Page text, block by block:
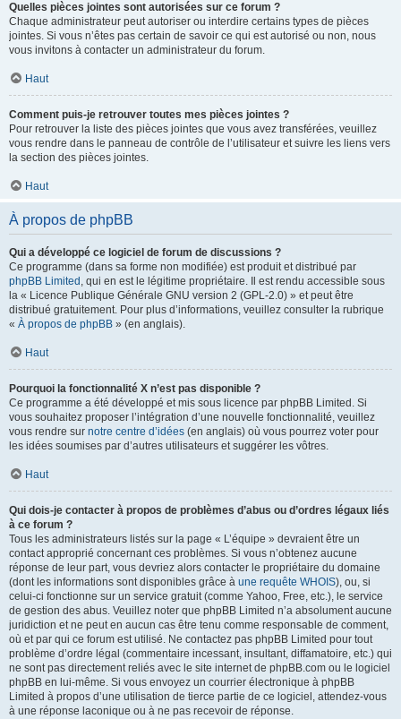
Quelles pièces jointes sont autorisées sur ce forum ?
Chaque administrateur peut autoriser ou interdire certains types de pièces
jointes. Si vous n’êtes pas certain de savoir ce qui est autorisé ou non, nous
vous invitons à contacter un administrateur du forum.
Haut
Comment puis-je retrouver toutes mes pièces jointes ?
Pour retrouver la liste des pièces jointes que vous avez transférées, veuillez
vous rendre dans le panneau de contrôle de l’utilisateur et suivre les liens vers
la section des pièces jointes.
Haut
À propos de phpBB
Qui a développé ce logiciel de forum de discussions ?
Ce programme (dans sa forme non modifiée) est produit et distribué par
phpBB Limited , qui en est le légitime propriétaire. Il est rendu accessible sous
la « Licence Publique Générale GNU version 2 (GPL-2.0) » et peut être
distribué gratuitement. Pour plus d’informations, veuillez consulter la rubrique
« À propos de phpBB » (en anglais).
Haut
Pourquoi la fonctionnalité X n’est pas disponible ?
Ce programme a été développé et mis sous licence par phpBB Limited. Si
vous souhaitez proposer l’intégration d’une nouvelle fonctionnalité, veuillez
vous rendre sur notre centre d’idées (en anglais) où vous pourrez voter pour
les idées soumises par d’autres utilisateurs et suggérer les vôtres.
Haut
Qui dois-je contacter à propos de problèmes d’abus ou d’ordres légaux liés
à ce forum ?
Tous les administrateurs listés sur la page « L’équipe » devraient être un
contact approprié concernant ces problèmes. Si vous n’obtenez aucune
réponse de leur part, vous devriez alors contacter le propriétaire du domaine
(dont les informations sont disponibles grâce à une requête WHOIS), ou, si
celui-ci fonctionne sur un service gratuit (comme Yahoo, Free, etc.), le service
de gestion des abus. Veuillez noter que phpBB Limited n’a absolument aucune
juridiction et ne peut en aucun cas être tenu comme responsable de comment,
où et par qui ce forum est utilisé. Ne contactez pas phpBB Limited pour tout
problème d’ordre légal (commentaire incessant, insultant, diffamatoire, etc.) qui
ne sont pas directement reliés avec le site internet de phpBB.com ou le logiciel
phpBB en lui-même. Si vous envoyez un courrier électronique à phpBB
Limited à propos d’une utilisation de tierce partie de ce logiciel, attendez-vous
à une réponse laconique ou à ne pas recevoir de réponse.